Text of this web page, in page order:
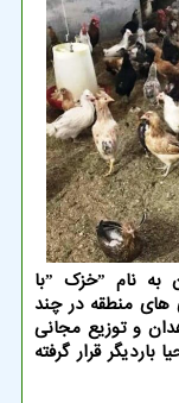
به گزارش آبیاری ایرنا- مرغ بومی سیستان به نام ˮخزک ˮبا
های منطقه در چند
و توزیع مجانی
قرار گرفته